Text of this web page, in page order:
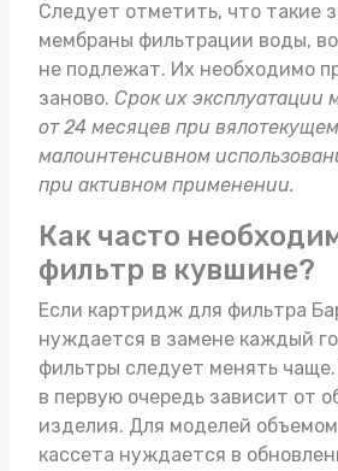
Следует отметить, что такие
мембраны фильтрации воды,
не подлежат. Их необходимо
заново. Срок их эксплуатации
от 24 месяцев при
малоинтенсивном
при активном применении.
Как часто
фильтр в кувшине?
Если картридж для фильтра
нуждается в замене каждый
фильтры следует менять
в первую очередь зависит от
изделия. Для моделей
кассета нуждается в